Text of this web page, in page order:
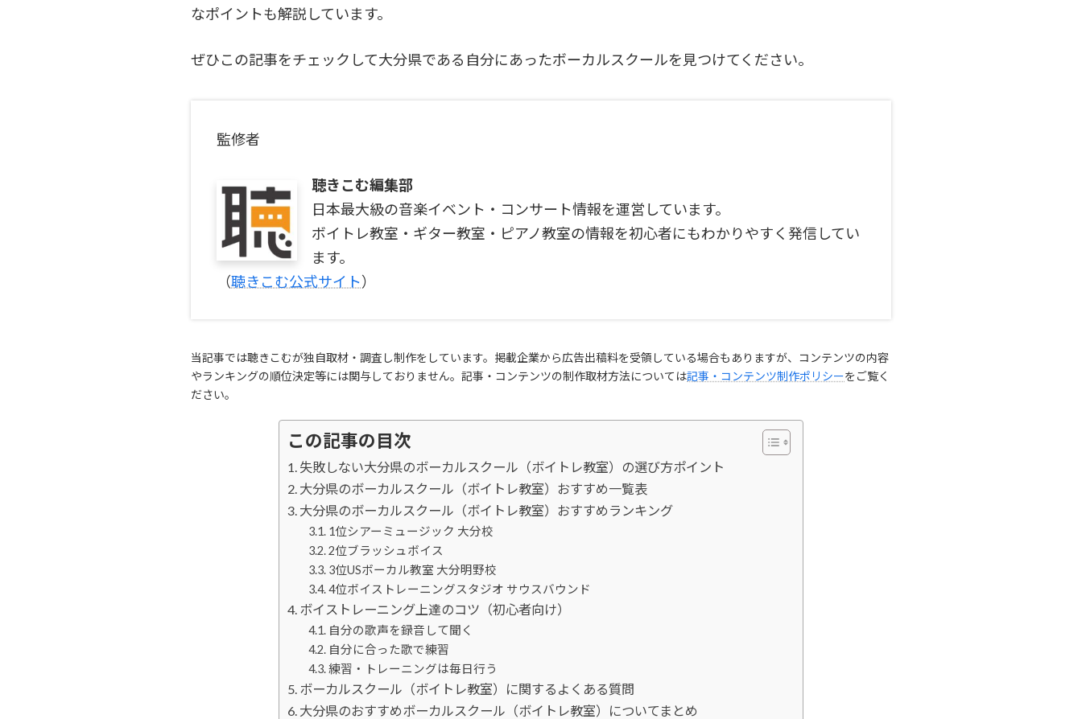
なポイントも解説しています。
ぜひこの記事をチェックして大分県である自分にあったボーカルスクールを見つけてください。
監修者
聴きこむ編集部
日本最大級の音楽イベント・コンサート情報を運営しています。
ボイトレ教室・ギター教室・ピアノ教室の情報を初心者にもわかりやすく発信してい
ます。
（聴きこむ公式サイト）
当記事では聴きこむが独自取材・調査し制作をしています。掲載企業から広告出稿料を受領している場合もありますが、コンテンツの内容
やランキングの順位決定等には関与しておりません。記事・コンテンツの制作取材方法については記事・コンテンツ制作ポリシーをご覧く
ださい。
この記事の目次
失敗しない大分県のボーカルスクール（ボイトレ教室）の選び方ポイント
大分県のボーカルスクール（ボイトレ教室）おすすめ一覧表
大分県のボーカルスクール（ボイトレ教室）おすすめランキング
1位シアーミュージック 大分校
2位ブラッシュボイス
3位USボーカル教室 大分明野校
4位ボイストレーニングスタジオ サウスバウンド
ボイストレーニング上達のコツ（初心者向け）
自分の歌声を録音して聞く
自分に合った歌で練習
練習・トレーニングは毎日行う
ボーカルスクール（ボイトレ教室）に関するよくある質問
大分県のおすすめボーカルスクール（ボイトレ教室）についてまとめ